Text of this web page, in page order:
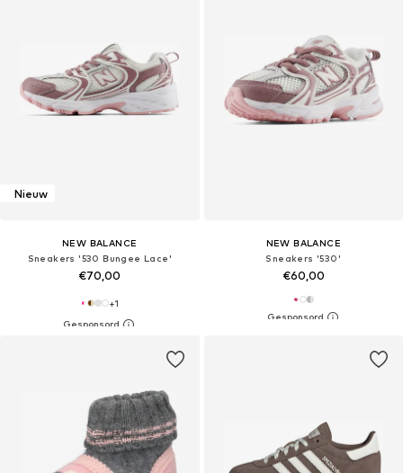
Nieuw
NEW BALANCE
Sneakers '530 Bungee Lace'
€70,00
+1
NEW BALANCE
Sneakers '530'
€60,00